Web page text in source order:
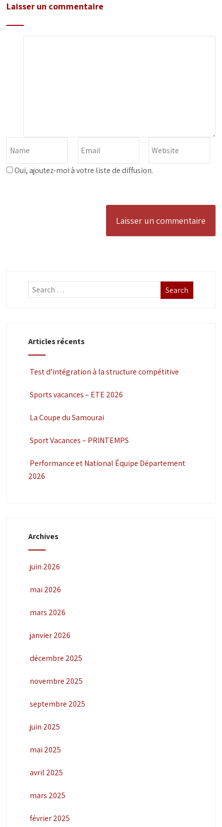
Laisser un commentaire
Oui, ajoutez-moi à votre liste de diffusion.
Articles récents
Test d’intégration à la structure compétitive
Sports vacances – ETE 2026
La Coupe du Samourai
Sport Vacances – PRINTEMPS
Performance et National Équipe Département
2026
Archives
juin 2026
mai 2026
mars 2026
janvier 2026
décembre 2025
novembre 2025
septembre 2025
juin 2025
mai 2025
avril 2025
mars 2025
février 2025